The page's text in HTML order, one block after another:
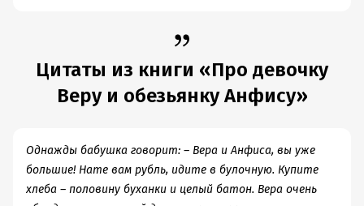
шедевр в детстве. Красивые картинки можно найти в
другой книге, да еще и с интересным сюжетом.
Цитаты из книги «Про девочку
Веру и обезьянку Анфису»
Однажды бабушка говорит: – Вера и Анфиса, вы уже
большие! Нате вам рубль, идите в булочную. Купите
хлеба – половину буханки и целый батон. Вера очень